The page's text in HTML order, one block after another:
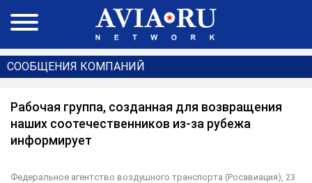
СООБЩЕНИЯ КОМПАНИЙ
Рабочая группа, созданная для возвращения
наших соотечественников из-за рубежа
информирует
Федеральное агентство воздушного транспорта (Росавиация), 23